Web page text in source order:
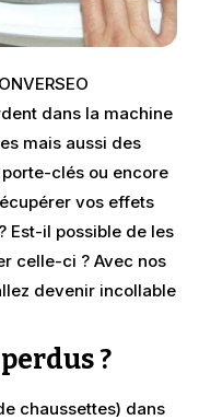
dans la machine
mais aussi des
clés ou encore
vos effets
Est-il possible de les
celle-ci ? Avec nos
devenir incollable
?
chaussettes) dans